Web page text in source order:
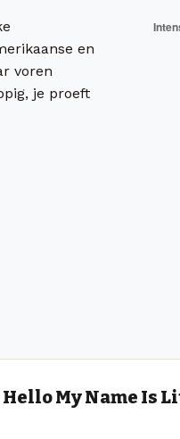
en
voren
je proeft
My Name Is